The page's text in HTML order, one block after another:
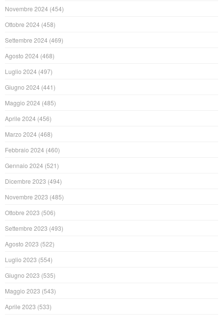
Novembre 2024 (454)
Ottobre 2024 (458)
Settembre 2024 (469)
Agosto 2024 (468)
Luglio 2024 (497)
Giugno 2024 (441)
Maggio 2024 (485)
Aprile 2024 (456)
Marzo 2024 (468)
Febbraio 2024 (460)
Gennaio 2024 (521)
Dicembre 2023 (494)
Novembre 2023 (485)
Ottobre 2023 (506)
Settembre 2023 (493)
Agosto 2023 (522)
Luglio 2023 (554)
Giugno 2023 (535)
Maggio 2023 (543)
Aprile 2023 (533)